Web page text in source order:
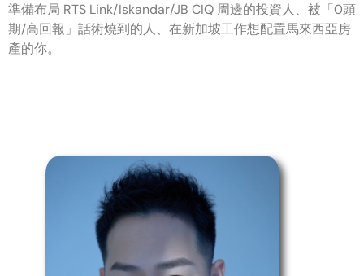
準備布局 RTS Link/Iskandar/JB CIQ 周邊的投資人、被「0頭
期/高回報」話術燒到的人、在新加坡工作想配置馬來西亞房
產的你。